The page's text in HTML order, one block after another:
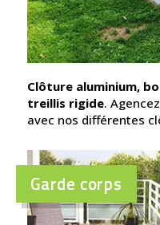
Clôture aluminium,
treillis rigide.
avec nos différentes
Garde corps